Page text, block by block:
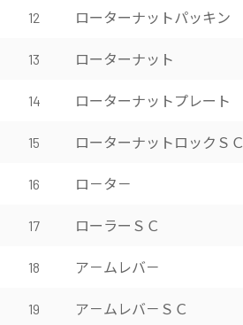
12 ローターナットパッキン
13 ローターナット
14 ローターナットプレート
15 ローターナットロックＳＣ
16 ロ－タ－
17 ローラーＳＣ
18 ア－ムレバ－
19 ア－ムレバ－ＳＣ